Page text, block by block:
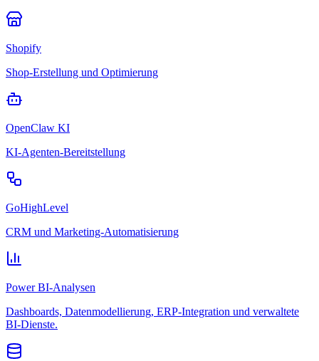
Shopify
Shop-Erstellung und Optimierung
OpenClaw KI
KI-Agenten-Bereitstellung
GoHighLevel
CRM und Marketing-Automatisierung
Power BI-Analysen
Dashboards, Datenmodellierung, ERP-Integration und verwaltete
BI-Dienste.